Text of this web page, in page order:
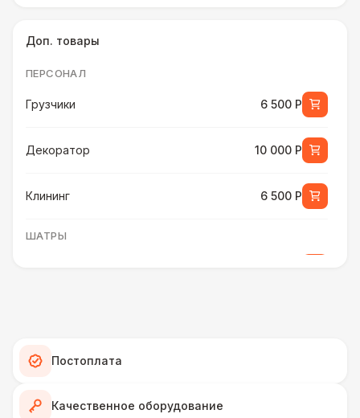
Доп. товары
ПЕРСОНАЛ
Грузчики 6 500 Р
Декоратор 10 000 Р
Клининг 6 500 Р
ШАТРЫ
Палатка 2,5 х 2,5 м
Шатер Пагода
Постоплата
Качественное оборудование